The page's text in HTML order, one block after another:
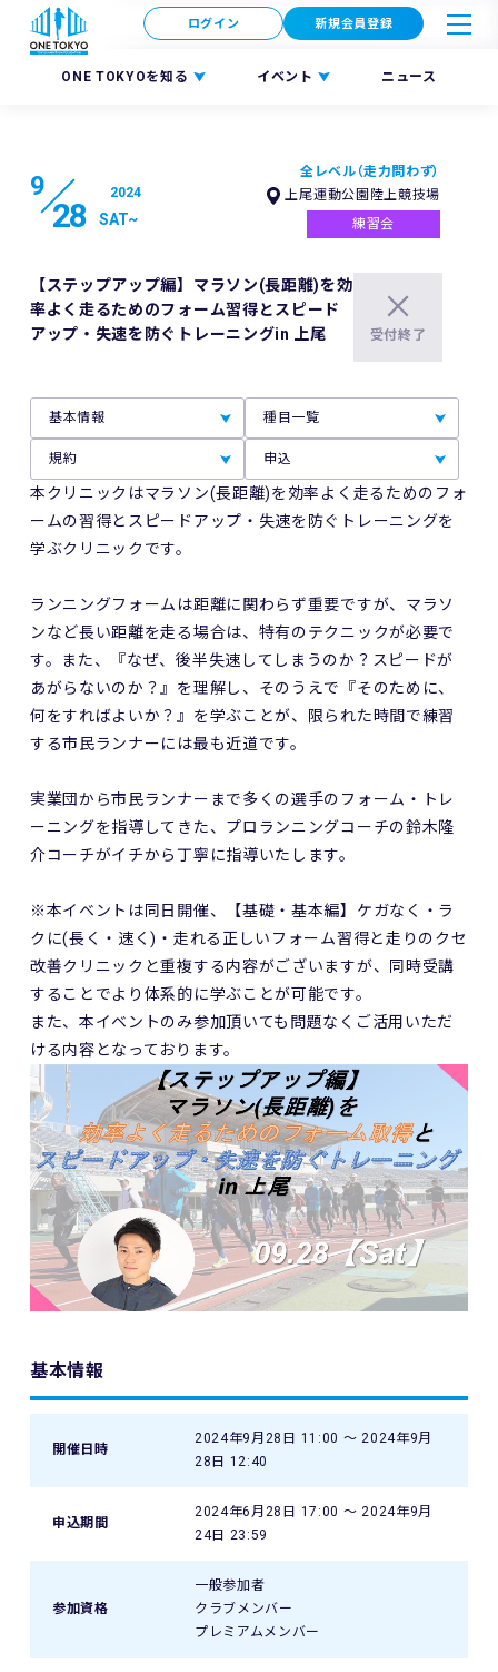
ONE TOKYOを知る イベント ニュース
ログイン 新規会員登録
9
28
2024
SAT~
全レベル（走力問わず）
上尾運動公園陸上競技場
練習会
【ステップアップ編】マラソン(長距離)を効
率よく走るためのフォーム習得とスピード
アップ・失速を防ぐトレーニングin 上尾
受付終了
基本情報 種目一覧
規約 申込
本クリニックはマラソン(長距離)を効率よく走るためのフォ
ームの習得とスピードアップ・失速を防ぐトレーニングを
学ぶクリニックです。
ランニングフォームは距離に関わらず重要ですが、マラソ
ンなど長い距離を走る場合は、特有のテクニックが必要で
す。また、『なぜ、後半失速してしまうのか？スピードが
あがらないのか？』を理解し、そのうえで『そのために、
何をすればよいか？』を学ぶことが、限られた時間で練習
する市民ランナーには最も近道です。
実業団から市民ランナーまで多くの選手のフォーム・トレ
ーニングを指導してきた、プロランニングコーチの鈴木隆
介コーチがイチから丁寧に指導いたします。
※本イベントは同日開催、【基礎・基本編】ケガなく・ラ
クに(長く・速く)・走れる正しいフォーム習得と走りのクセ
改善クリニックと重複する内容がございますが、同時受講
することでより体系的に学ぶことが可能です。
また、本イベントのみ参加頂いても問題なくご活用いただ
ける内容となっております。
基本情報
開催日時
2024年9月28日 11:00 〜 2024年9月
28日 12:40
申込期間
2024年6月28日 17:00 〜 2024年9月
24日 23:59
参加資格
一般参加者
クラブメンバー
プレミアムメンバー